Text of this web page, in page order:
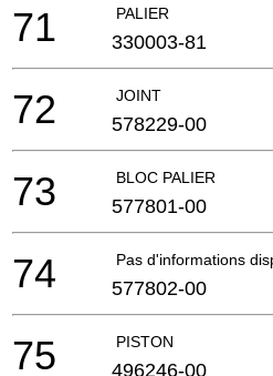
PALIER
71 330003-81
JOINT
72 578229-00
BLOC PALIER
73 577801-00
Pas d'informations
74 577802-00
PISTON
75 496246-00